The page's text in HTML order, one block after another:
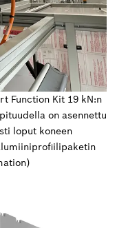
Function Kit 19 kN:n
on asennettu
loput koneen